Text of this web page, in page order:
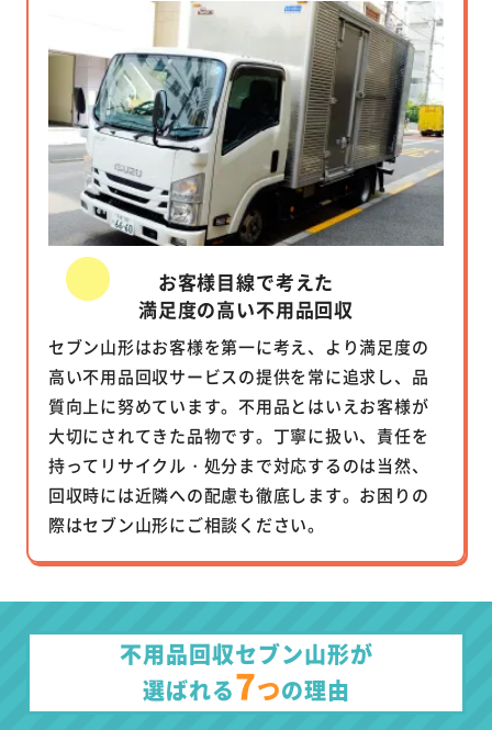
お客様目線で考えた
満足度の高い不用品回収
セブン山形はお客様を第一に考え、より満足度の
高い不用品回収サービスの提供を常に追求し、品
質向上に努めています。不用品とはいえお客様が
大切にされてきた品物です。丁寧に扱い、責任を
持ってリサイクル・処分まで対応するのは当然、
回収時には近隣への配慮も徹底します。お困りの
際はセブン山形にご相談ください。
不用品回収セブン山形が
選ばれる7つの理由